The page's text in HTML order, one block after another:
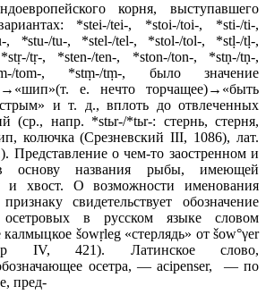
корня, выступавшего
*stei-/tei-, *stoi-/toi-, *sti-/ti-,
, *stu-/tu-, *stel-/tel-, *stol-/tol-, *stḷ-/tḷ-,
tṛ-, *sten-/ten-, *ston-/ton-, *stṇ-/tṇ-,
tom-, *stṃ-/tṃ-, было значение
е. нечто торчащее)→«быть
и т. д., вплоть до отвлеченных
(ср., напр. *stьr-/*tьr-: стернь, стерня,
колючка (Срезневский III, 1086), лат.
Представление о чем-то заостренном и
основу названия рыбы, имеющей
и хвост. О возможности именования
свидетельствует обозначение
в русском языке словом
калмыцкое šowṛleg «стерлядь» от šow°γer
IV, 421). Латинское слово,
осетра, — acipenser, — по
пред-